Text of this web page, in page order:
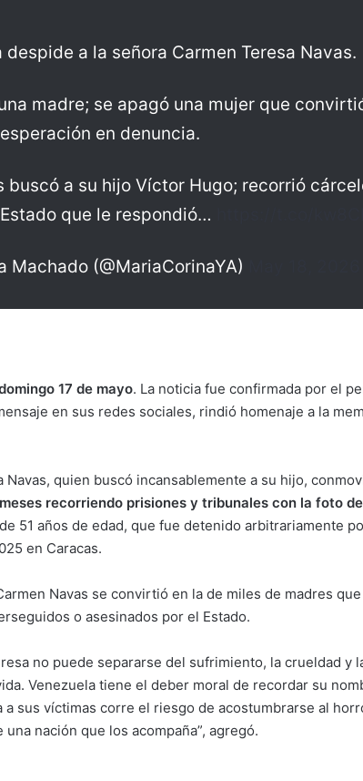
despide a la señora Carmen Teresa Navas.
madre; se apagó una mujer que
en denuncia.
buscó a su hijo Víctor Hugo; recorrió
que le respondió…
(@MariaCorinaYA)
17 de mayo. La noticia fue confirmada por el
en sus redes sociales, rindió homenaje a la
Navas, quien buscó incansablemente a su hijo,
recorriendo prisiones y tribunales con la foto
51 años de edad, que fue detenido arbitrariamente
en Caracas.
Navas se convirtió en la de miles de madres
o asesinados por el Estado.
no puede separarse del sufrimiento, la crueldad y
Venezuela tiene el deber moral de recordar su
sus víctimas corre el riesgo de acostumbrarse al
nación que los acompaña”, agregó.